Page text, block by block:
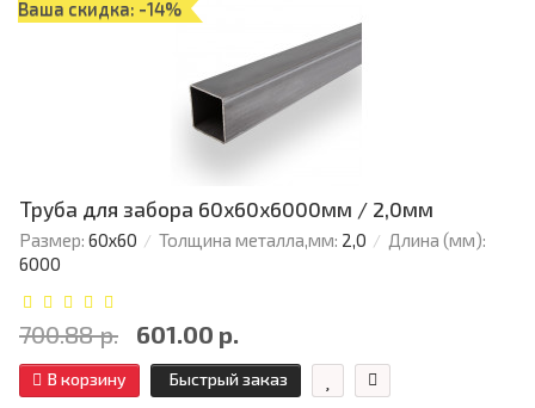
Ваша скидка: -14%
Труба для забора 60х60x6000мм / 2,0мм
Размер: 60х60 Толщина металла,мм: 2,0
Длина (мм):
6000
700.88 р. 601.00 р.
В корзину Быстрый заказ